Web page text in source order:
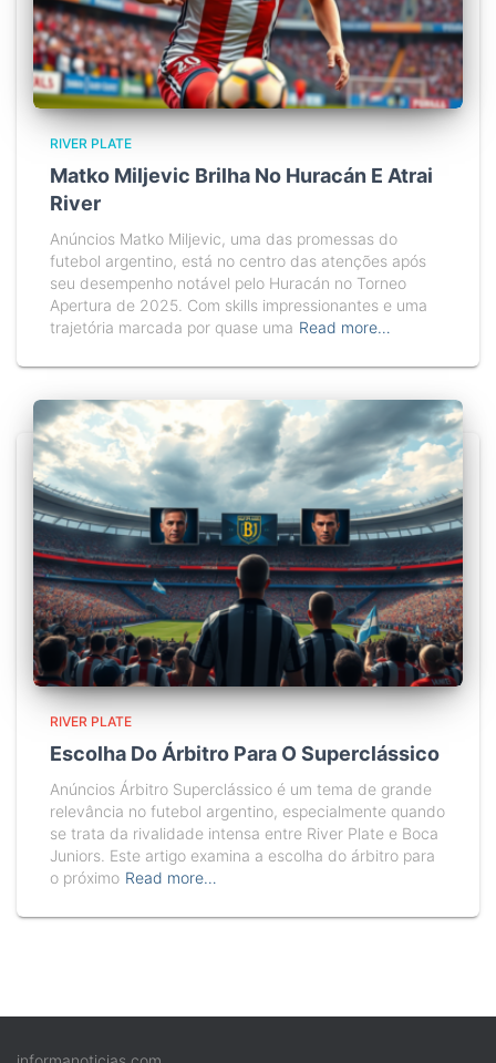
RIVER PLATE
Matko Miljevic Brilha No Huracán E Atrai
River
Anúncios Matko Miljevic, uma das promessas do
futebol argentino, está no centro das atenções após
seu desempenho notável pelo Huracán no Torneo
Apertura de 2025. Com skills impressionantes e uma
trajetória marcada por quase uma Read more…
RIVER PLATE
Escolha Do Árbitro Para O Superclássico
Anúncios Árbitro Superclássico é um tema de grande
relevância no futebol argentino, especialmente quando
se trata da rivalidade intensa entre River Plate e Boca
Juniors. Este artigo examina a escolha do árbitro para
o próximo Read more…